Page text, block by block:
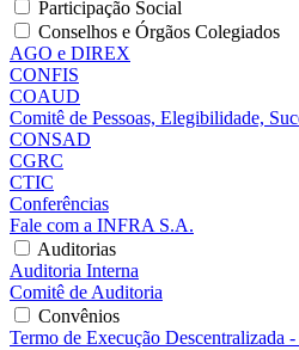
Participação Social
Conselhos e Órgãos Colegiados
AGO e DIREX
CONFIS
COAUD
Comitê de Pessoas, Elegibilidade,
CONSAD
CGRC
CTIC
Conferências
Fale com a INFRA S.A.
Auditorias
Auditoria Interna
Comitê de Auditoria
Convênios
Termo de Execução Descentralizada